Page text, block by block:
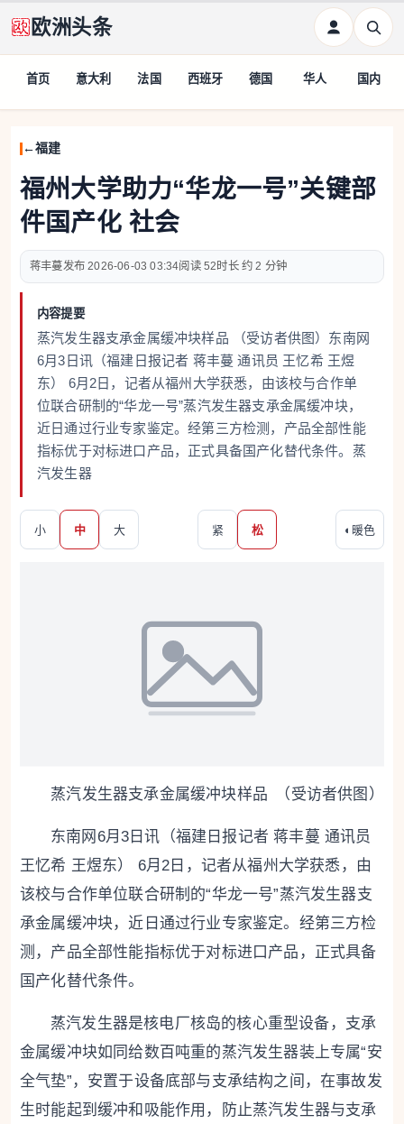
欧洲头条
首页 意大利 法国 西班牙 德国 华人 国内
福建
福州大学助力“华龙一号”关键部
件国产化 社会
蒋丰蔓 2026-06-03 03:34 52 约 2 分钟
内容提要
蒸汽发生器支承金属缓冲块样品 （受访者供图）东南网
6月3日讯（福建日报记者 蒋丰蔓 通讯员 王忆希 王煜
东） 6月2日，记者从福州大学获悉，由该校与合作单
位联合研制的“华龙一号”蒸汽发生器支承金属缓冲块，
近日通过行业专家鉴定。经第三方检测，产品全部性能
指标优于对标进口产品，正式具备国产化替代条件。蒸
汽发生器
小 中 大 紧 松 ◐ 暖色
蒸汽发生器支承金属缓冲块样品 （受访者供图）
东南网6月3日讯（福建日报记者 蒋丰蔓 通讯员
王忆希 王煜东） 6月2日，记者从福州大学获悉，由
该校与合作单位联合研制的“华龙一号”蒸汽发生器支
承金属缓冲块，近日通过行业专家鉴定。经第三方检
测，产品全部性能指标优于对标进口产品，正式具备
国产化替代条件。
蒸汽发生器是核电厂核岛的核心重型设备，支承
金属缓冲块如同给数百吨重的蒸汽发生器装上专属“安
全气垫”，安置于设备底部与支承结构之间，在事故发
生时能起到缓冲和吸能作用，防止蒸汽发生器与支承